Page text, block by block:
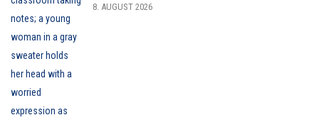
8. AUGUST 2026